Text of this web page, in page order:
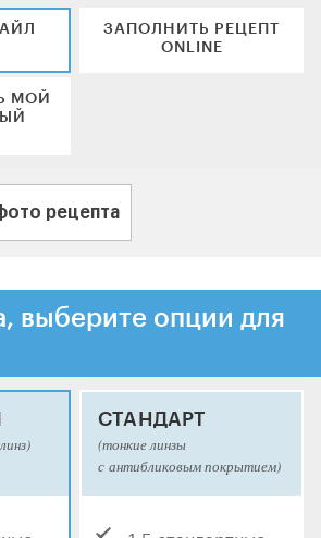
ЗАПОЛНИТЬ РЕЦЕПТ
ONLINE
МОЙ
рецепта
выберите опции для
СТАНДАРТ
(тонкие линзы
с антибликовым покрытием)